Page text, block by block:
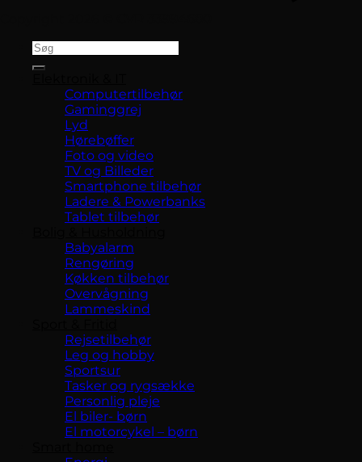
Søg
Computertilbehør
Gaminggrej
Lyd
Hørebøffer
Foto og video
TV og Billeder
Smartphone tilbehør
Ladere & Powerbanks
Tablet tilbehør
Babyalarm
Rengøring
Køkken tilbehør
Overvågning
Lammeskind
Rejsetilbehør
Leg og hobby
Sportsur
Tasker og rygsække
Personlig pleje
El biler- børn
El motorcykel – børn